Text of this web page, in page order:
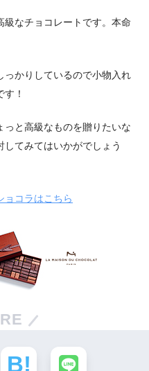
級なチョコレートです。本命
っかりしているので小物入れ
！
と高級なものを贈りたいな
てみてはいかがでしょう
ョコラはこちら